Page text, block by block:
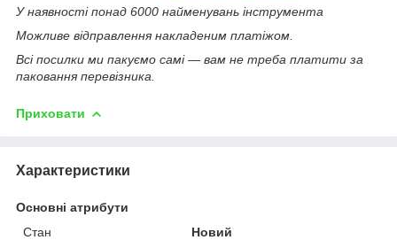
У наявності понад 6000 найменувань інструмента
Можливе відправлення накладеним платіжом.
Всі посилки ми пакуємо самі — вам не треба платити за
паковання перевізника.
Приховати
Характеристики
Основні атрибути
Стан
Новий